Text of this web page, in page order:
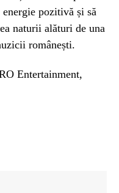
pozitivă și să
naturii alături de una
românești.
Entertainment,